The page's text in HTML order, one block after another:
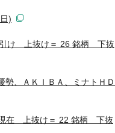
)
引け 上抜け＝ 26 銘柄 下抜
勢、ＡＫＩＢＡ、ミナトＨＤ
現在 上抜け＝ 22 銘柄 下抜